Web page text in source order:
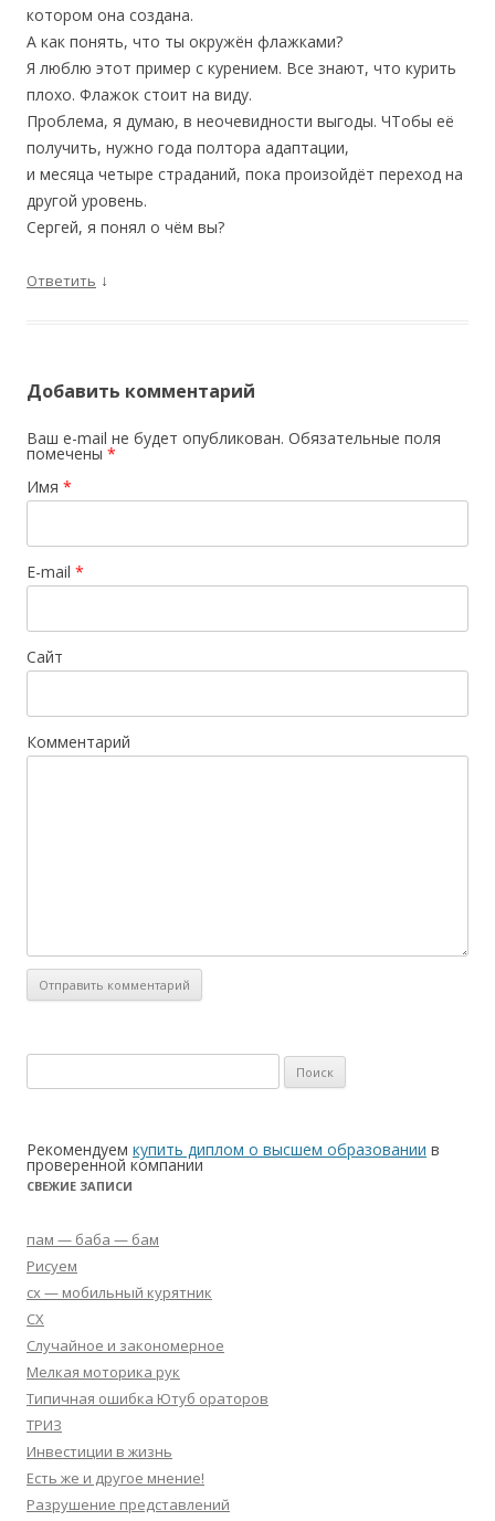
котором она создана.
А как понять, что ты окружён флажками?
Я люблю этот пример с курением. Все знают, что курить
плохо. Флажок стоит на виду.
Проблема, я думаю, в неочевидности выгоды. ЧТобы её
получить, нужно года полтора адаптации,
и месяца четыре страданий, пока произойдёт переход на
другой уровень.
Сергей, я понял о чём вы?
Ответить ↓
Добавить комментарий
Ваш e-mail не будет опубликован. Обязательные поля
помечены *
Имя *
E-mail *
Сайт
Комментарий
Рекомендуем купить диплом о высшем образовании в
проверенной компании
СВЕЖИЕ ЗАПИСИ
пам — баба — бам
Рисуем
сх — мобильный курятник
СХ
Случайное и закономерное
Мелкая моторика рук
Типичная ошибка Ютуб ораторов
ТРИЗ
Инвестиции в жизнь
Есть же и другое мнение!
Разрушение представлений